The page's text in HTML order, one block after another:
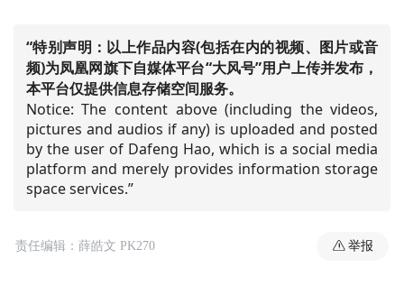
“特别声明：以上作品内容(包括在内的视频、图片或音
频)为凤凰网旗下自媒体平台“大风号”用户上传并发布，
本平台仅提供信息存储空间服务。
Notice: The content above (including the videos,
pictures and audios if any) is uploaded and posted
by the user of Dafeng Hao, which is a social media
platform and merely provides information storage
space services.”
责任编辑：薛皓文 PK270 举报